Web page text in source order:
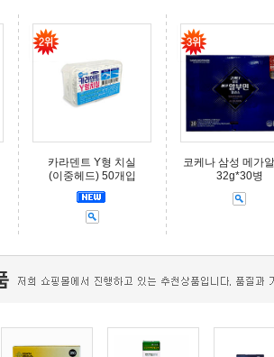
카라덴트 Y형 치실
(이중헤드) 50개입
코케나 삼성 메가
32g*30병